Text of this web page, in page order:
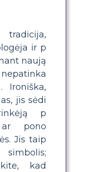
ir p
naują
Ironiška,
jis sėdi
p
pono
Jis taip
kad